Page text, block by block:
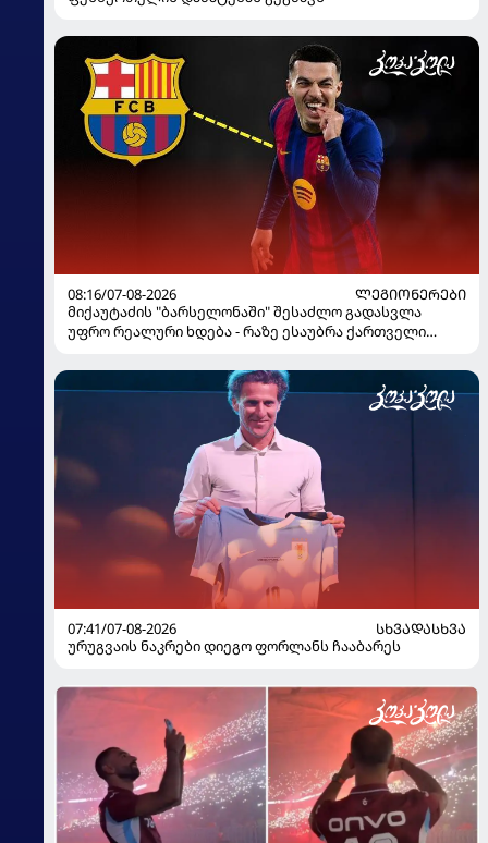
08:16/07-08-2026
ᲚᲔᲒᲘᲝᲜᲔᲠᲔᲑᲘ
მიქაუტაძის "ბარსელონაში" შესაძლო გადასვლა
უფრო რეალური ხდება - რაზე ესაუბრა ქართველი
07:41/07-08-2026
ᲡᲮᲕᲐᲓᲐᲡᲮᲕᲐ
ურუგვაის ნაკრები დიეგო ფორლანს ჩააბარეს